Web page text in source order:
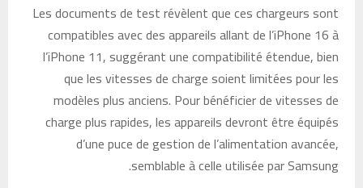
Les documents de test révèlent que ces chargeurs sont
compatibles avec des appareils allant de l’iPhone 16 à
l’iPhone 11, suggérant une compatibilité étendue, bien
que les vitesses de charge soient limitées pour les
modèles plus anciens. Pour bénéficier de vitesses de
charge plus rapides, les appareils devront être équipés
d’une puce de gestion de l’alimentation avancée,
semblable à celle utilisée par Samsung.